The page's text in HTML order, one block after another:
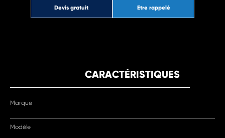
Etre rappelé
Devis gratuit
CARACTÉRISTIQUES
Marque
Modèle